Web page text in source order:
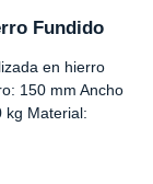
Fundido
en hierro
150 mm Ancho
kg Material: